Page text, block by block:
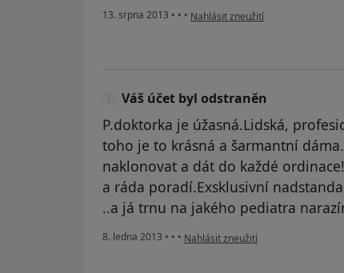
13. srpna 2013 • • • podle názoru uživatele Váš účet
Nahlásit zneužití
Váš účet byl odstraněn
P.doktorka je úžasná.Lidská,
toho je to krásná a šarmantní
naklonovat a dát do každé
a ráda poradí.Exsklusivní
..a já trnu na jakého pediatra
8. ledna 2013 • • • podle názoru uživatele Váš účet byl
Nahlásit zneužití